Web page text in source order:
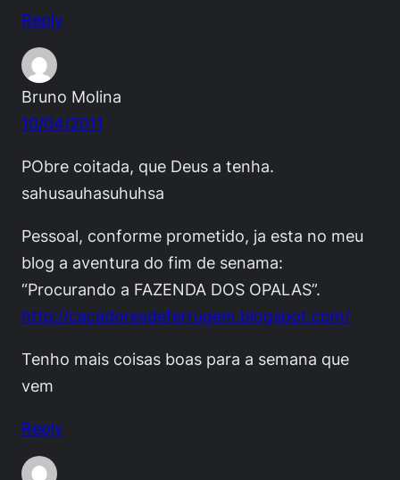
Reply
Bruno Molina
10/04/2011
PObre coitada, que Deus a tenha.
sahusauhasuhuhsa
Pessoal, conforme prometido, ja esta no meu
blog a aventura do fim de senama:
“Procurando a FAZENDA DOS OPALAS”.
http://cacadoresdeferrugem.blogspot.com/
Tenho mais coisas boas para a semana que
vem
Reply